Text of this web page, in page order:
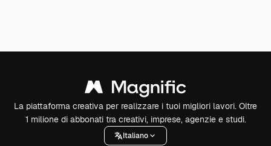
La piattaforma creativa per realizzare i tuoi migliori lavori. Oltre
1 milione di abbonati tra creativi, imprese, agenzie e studi.
Italiano